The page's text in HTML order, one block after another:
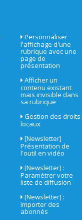
Personnaliser
l'affichage d'une
rubrique avec une
page de
présentation
Afficher un
contenu existant
mais invisible dans
sa rubrique
Gestion des droits
locaux
[Newsletter]
Présentation de
l'outil en vidéo
[Newsletter] :
Paramétrer votre
liste de diffusion
[Newsletter] :
Importer des
abonnés